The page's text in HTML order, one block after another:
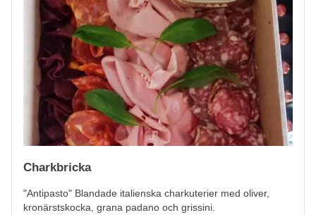
Charkbricka
"Antipasto" Blandade italienska charkuterier med oliver,
kronärstskocka, grana padano och grissini.